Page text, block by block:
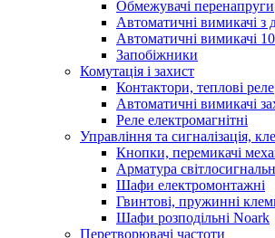
Обмежувачі перенапруги
Автоматичні вимикачі з
Автоматичні вимикачі
Запобіжники
Комутація і захист
Контактори, теплові реле
Автоматичні вимикачі
Реле електромагнітні
Управління та сигналізація,
Кнопки, перемикачі
Арматура
Шафи електромонтажні
Гвинтові, пружинні
Шафи розподільні Noark
Перетворювачі частоти